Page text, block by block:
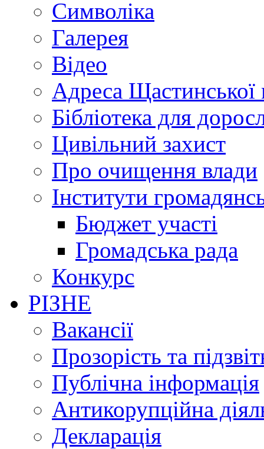
Символіка
Галерея
Відео
Адреса Щастинської
Бібліотека для
Цивільний захист
Про очищення влади
Інститути
Бюджет участі
Громадська рада
Конкурс
РІЗНЕ
Вакансії
Прозорість та
Публічна інформація
Антикорупційна
Декларація